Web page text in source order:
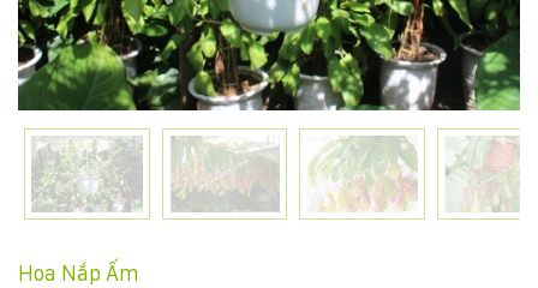
KỸ
THUẬT
TRỒNG
CÂY
Hoa Nắp Ấm